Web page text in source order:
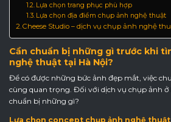
Lựa chọn trang phục phù hợp
Lựa chọn địa điểm chụp ảnh nghệ thuật
Cheese Studio – dịch vụ chụp ảnh nghệ
Cần chuẩn bị những gì trước khi
nghệ thuật tại Hà Nội?
Để có được những bức ảnh đẹp mắt, việc
cùng quan trọng. Đối với dịch vụ chụp ảnh ở
chuẩn bị những gì?
Lựa chọn concept chụp ảnh nghệ thuật